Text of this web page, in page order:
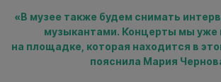
«В музее также будем снимать
музыкантами. Концерты мы уже
на площадке, которая находится в
пояснила Мария